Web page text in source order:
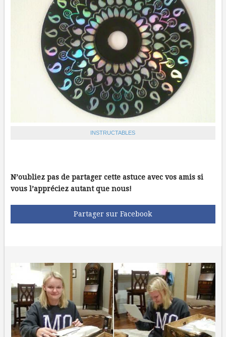
INSTRUCTABLES
N’oubliez pas de partager cette astuce avec vos amis si
vous l’appréciez autant que nous!
Partager sur Facebook